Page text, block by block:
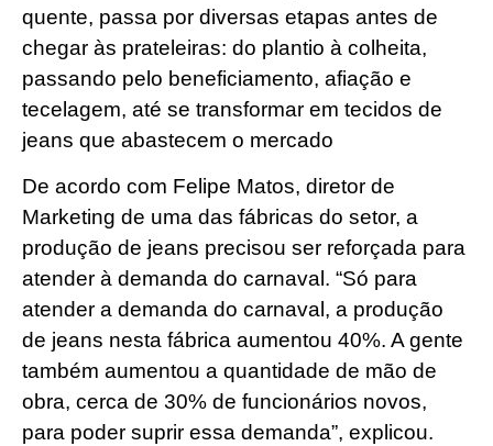
quente, passa por diversas etapas antes de
chegar às prateleiras: do plantio à colheita,
passando pelo beneficiamento, afiação e
tecelagem, até se transformar em tecidos de
jeans que abastecem o mercado
De acordo com Felipe Matos, diretor de
Marketing de uma das fábricas do setor, a
produção de jeans precisou ser reforçada para
atender à demanda do carnaval. “Só para
atender a demanda do carnaval, a produção
de jeans nesta fábrica aumentou 40%. A gente
também aumentou a quantidade de mão de
obra, cerca de 30% de funcionários novos,
para poder suprir essa demanda”, explicou.